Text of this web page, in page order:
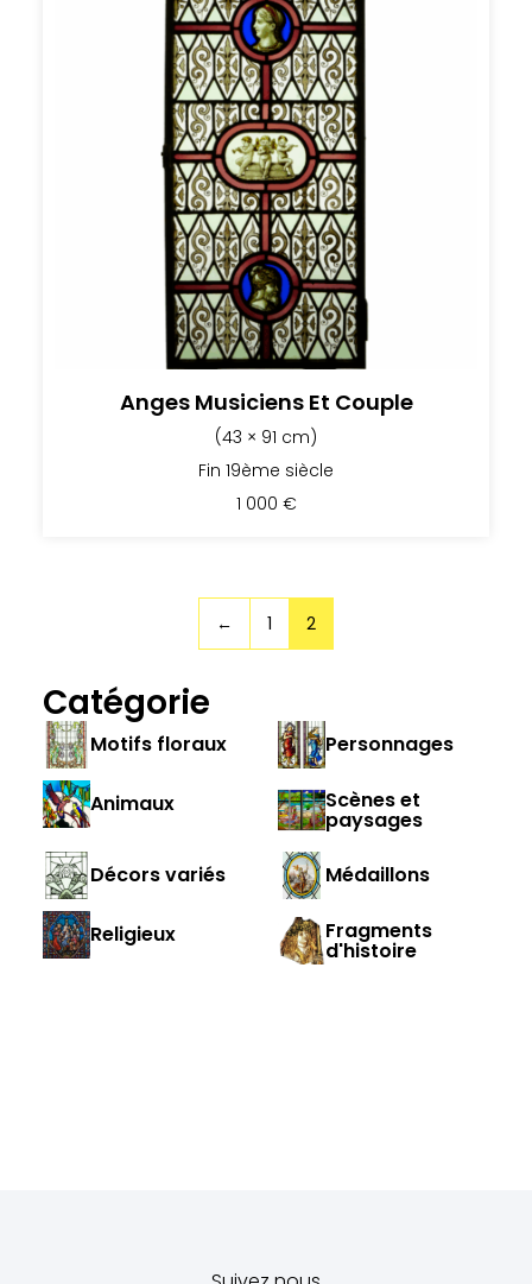
Catégorie
Motifs floraux Personnages
Animaux Scènes et
paysages
Décors variés Médaillons
Religieux Fragments
d'histoire
Anges Musiciens Et Couple
(43 × 91 cm)
Fin 19ème siècle
1 000 €
← 1 2